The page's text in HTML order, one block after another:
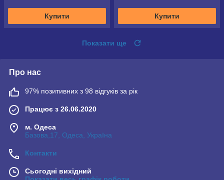
Купити Купити
Показати ще
Про нас
97% позитивних з 98 відгуків за рік
Працює з 26.06.2020
м. Одеса
Базова,17, Одеса, Україна
Контакти
Сьогодні вихідний